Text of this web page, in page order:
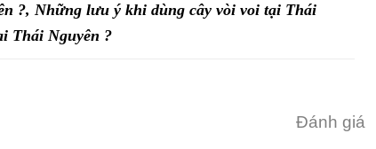
?, Những lưu ý khi dùng cây vòi voi tại Thái
Thái Nguyên ?
Đánh giá